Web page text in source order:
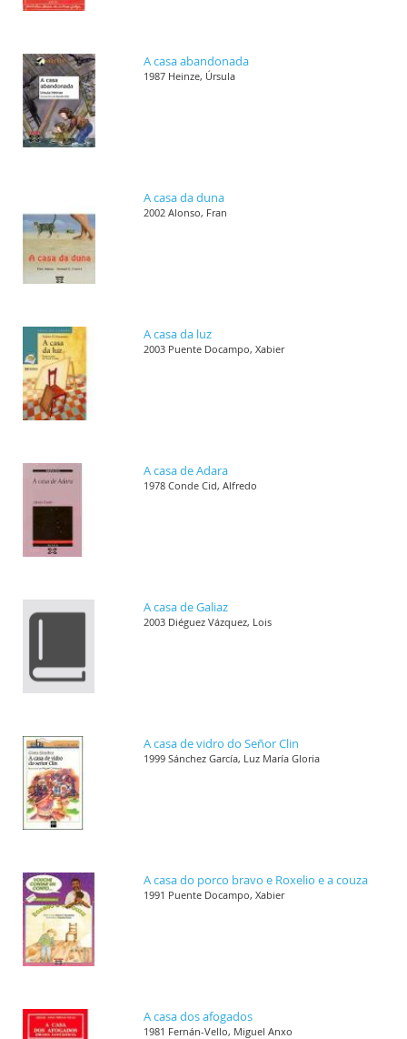
A casa abandonada
1987 Heinze, Úrsula
A casa da duna
2002 Alonso, Fran
A casa da luz
2003 Puente Docampo, Xabier
A casa de Adara
1978 Conde Cid, Alfredo
A casa de Galiaz
2003 Diéguez Vázquez, Lois
A casa de vidro do Señor Clin
1999 Sánchez García, Luz María Gloria
A casa do porco bravo e Roxelio e a couza
1991 Puente Docampo, Xabier
A casa dos afogados
1981 Fernán-Vello, Miguel Anxo